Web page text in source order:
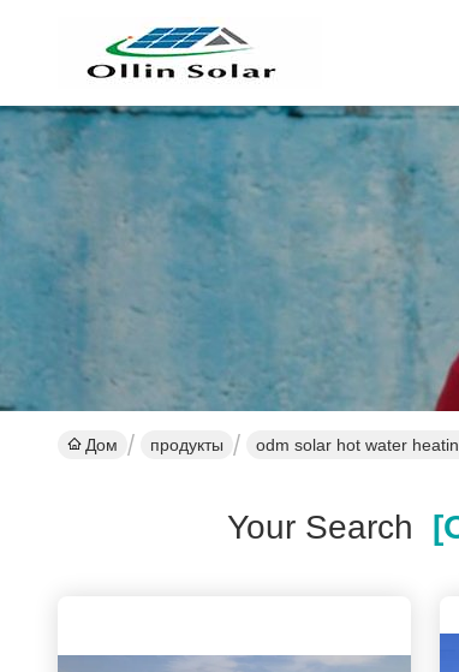
Дом продукты odm solar hot water
Your Search